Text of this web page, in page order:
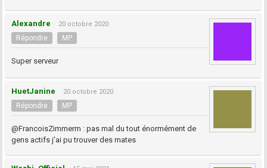
Alexandre 20 octobre 2020
Répondre MP
Super serveur
HuetJanine 20 octobre 2020
Répondre MP
@FrancoisZimmerm : pas mal du tout énormément de
gens actifs j'ai pu trouver des mates